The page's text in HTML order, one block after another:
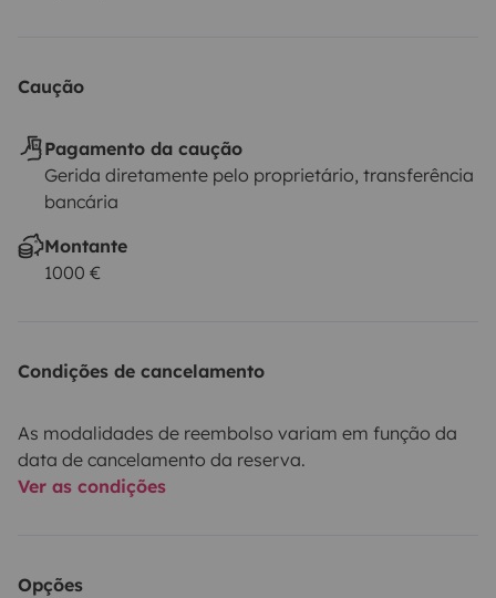
Caução
Pagamento da caução
Gerida diretamente pelo proprietário, transferência
bancária
Montante
1000 €
Condições de cancelamento
As modalidades de reembolso variam em função da
data de cancelamento da reserva.
Ver as condições
Opções